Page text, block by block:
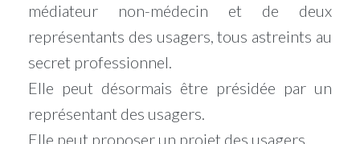
médiateur non-médecin et de deux
représentants des usagers, tous astreints au
secret professionnel.
Elle peut désormais être présidée par un
représentant des usagers.
Elle peut proposer un projet des usagers.